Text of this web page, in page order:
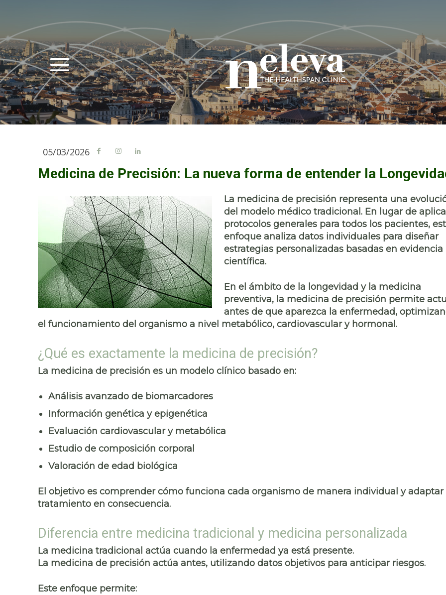
05/03/2026
Medicina de Precisión: La nueva forma de entender la
La medicina de precisión representa una
del modelo médico tradicional. En lugar de
protocolos generales para todos los pacientes,
enfoque analiza datos individuales para diseñar
estrategias personalizadas basadas en evidencia
científica.
En el ámbito de la longevidad y la medicina
preventiva, la medicina de precisión permite
antes de que aparezca la enfermedad,
el funcionamiento del organismo a nivel metabólico, cardiovascular y hormonal.
¿Qué es exactamente la medicina de precisión?
La medicina de precisión es un modelo clínico basado en:
Análisis avanzado de biomarcadores
Información genética y epigenética
Evaluación cardiovascular y metabólica
Estudio de composición corporal
Valoración de edad biológica
El objetivo es comprender cómo funciona cada organismo de manera individual y adaptar
tratamiento en consecuencia.
Diferencia entre medicina tradicional y medicina personalizada
La medicina tradicional actúa cuando la enfermedad ya está presente.
La medicina de precisión actúa antes, utilizando datos objetivos para anticipar riesgos.
Este enfoque permite: